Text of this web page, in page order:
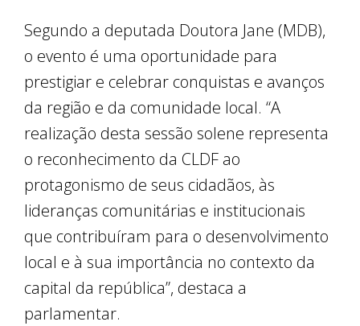
Segundo a deputada Doutora Jane (MDB),
o evento é uma oportunidade para
prestigiar e celebrar conquistas e avanços
da região e da comunidade local. “A
realização desta sessão solene representa
o reconhecimento da CLDF ao
protagonismo de seus cidadãos, às
lideranças comunitárias e institucionais
que contribuíram para o desenvolvimento
local e à sua importância no contexto da
capital da república”, destaca a
parlamentar.